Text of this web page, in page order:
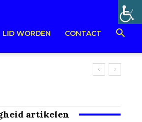
LID WORDEN CONTACT
artikelen